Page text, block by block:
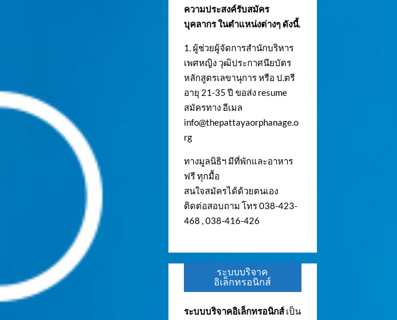
ความประสงค์รับสมัคร
บุคลากร ในตำแหน่งต่างๆ ดังนี้.
1. ผู้ช่วยผู้จัดการสำนักบริหาร
เพศหญิง วุฒิประกาศนียบัตร
หลักสูตรเลขานุการ หรือ ป.ตรี
อายุ 21-35 ปี ขอส่ง resume
สมัครทาง อีเมล
info@thepattayaorphanage.o
rg
ทางมูลนิธิฯ มีที่พักและอาหาร
ฟรี ทุกมื้อ
สนใจสมัครได้ด้วยตนเอง
ติดต่อสอบถาม โทร 038-423-
468 , 038-416-426
ระบบบริจาค
อิเล็กทรอนิกส์
ระบบบริจาคอิเล็กทรอนิกส์เป็น